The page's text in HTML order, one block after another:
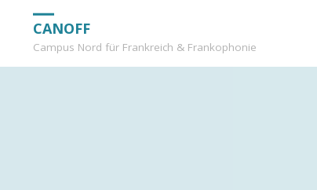
CANOFF
Campus Nord für Frankreich & Frankophonie